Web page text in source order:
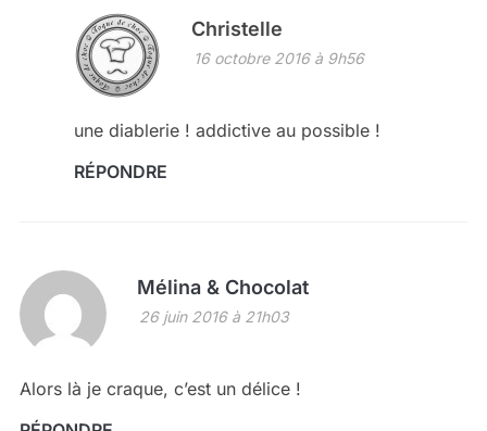
Christelle
16 octobre 2016 à 9h56
une diablerie ! addictive au possible !
RÉPONDRE
Mélina & Chocolat
26 juin 2016 à 21h03
Alors là je craque, c’est un délice !